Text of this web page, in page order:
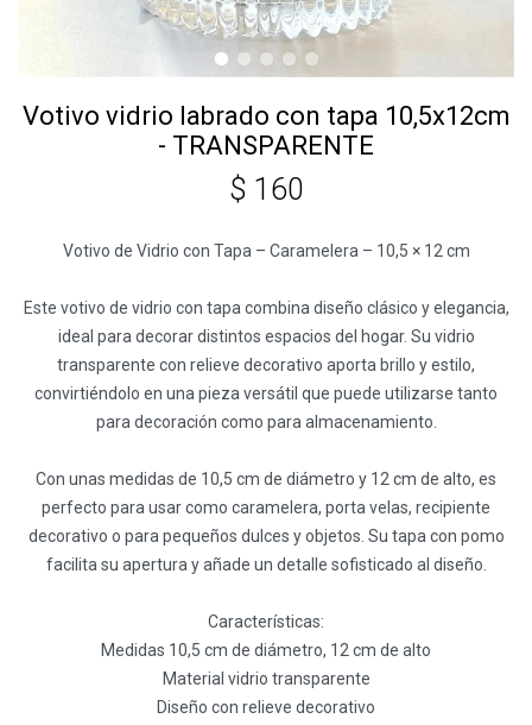
Votivo vidrio labrado con tapa 10,5x12cm
- TRANSPARENTE
$ 160
Votivo de Vidrio con Tapa – Caramelera – 10,5 × 12 cm
Este votivo de vidrio con tapa combina diseño clásico y elegancia,
ideal para decorar distintos espacios del hogar. Su vidrio
transparente con relieve decorativo aporta brillo y estilo,
convirtiéndolo en una pieza versátil que puede utilizarse tanto
para decoración como para almacenamiento.
Con unas medidas de 10,5 cm de diámetro y 12 cm de alto, es
perfecto para usar como caramelera, porta velas, recipiente
decorativo o para pequeños dulces y objetos. Su tapa con pomo
facilita su apertura y añade un detalle sofisticado al diseño.
Características:
Medidas 10,5 cm de diámetro, 12 cm de alto
Material vidrio transparente
Diseño con relieve decorativo